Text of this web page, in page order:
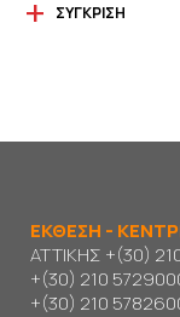
ΣΎΓΚΡΙΣΗ
ΕΚΘΕΣΗ -
ΑΤΤΙΚΗΣ +(30)
+(30) 210
+(30) 210